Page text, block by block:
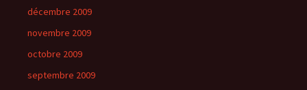
décembre 2009
novembre 2009
octobre 2009
septembre 2009